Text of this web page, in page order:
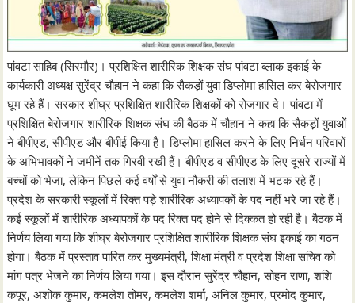
पांवटा साहिब (सिरमौर)। प्रशिक्षित शारीरिक शिक्षक संघ पांवटा ब्लाक इकाई के
कार्यकारी अध्यक्ष सुरेंद्र चौहान ने कहा कि सैकड़ों युवा डिप्लोमा हासिल कर बेरोजगार
घूम रहे हैं। सरकार शीघ्र प्रशिक्षित शारीरिक शिक्षकों को रोजगार दे। पांवटा में
प्रशिक्षित बेरोजगार शारीरिक शिक्षक संघ की बैठक में चौहान ने कहा कि सैकड़ों युवाओं
ने बीपीएड, सीपीएड और बीपीई किया है। डिप्लोमा हासिल करने के लिए निर्धन परिवारों
के अभिभावकों ने जमीनें तक गिरवी रखी हैं। बीपीएड व सीपीएड के लिए दूसरे राज्यों में
बच्चों को भेजा, लेकिन पिछले कई वर्षों से युवा नौकरी की तलाश में भटक रहे हैं।
प्रदेश के सरकारी स्कूलों में रिक्त पड़े शारीरिक अध्यापकों के पद नहीं भरे जा रहे हैं।
कई स्कूलों में शारीरिक अध्यापकों के पद रिक्त पद होने से दिक्कत हो रही है। बैठक में
निर्णय लिया गया कि शीघ्र बेरोजगार प्रशिक्षित शारीरिक शिक्षक संघ इकाई का गठन
होगा। बैठक में प्रस्ताव पारित कर मुख्यमंत्री, शिक्षा मंत्री व प्रदेश शिक्षा सचिव को
मांग पत्र भेजने का निर्णय लिया गया। इस दौरान सुरेंद्र चौहान, सोहन राणा, शशि
कपूर, अशोक कुमार, कमलेश तोमर, कमलेश शर्मा, अनिल कुमार, प्रमोद कुमार,